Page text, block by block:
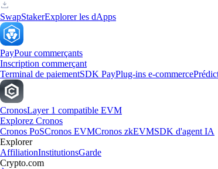
SwapStakerExplorer les dApps
PayPour commerçants
Inscription commerçant
Terminal de paiementSDK PayPlug-ins e-commerce
CronosLayer 1 compatible EVM
Explorez Cronos
Cronos PoSCronos EVMCronos zkEVMSDK d'agent IA
Explorer
AffiliationInstitutionsGarde
Crypto.com